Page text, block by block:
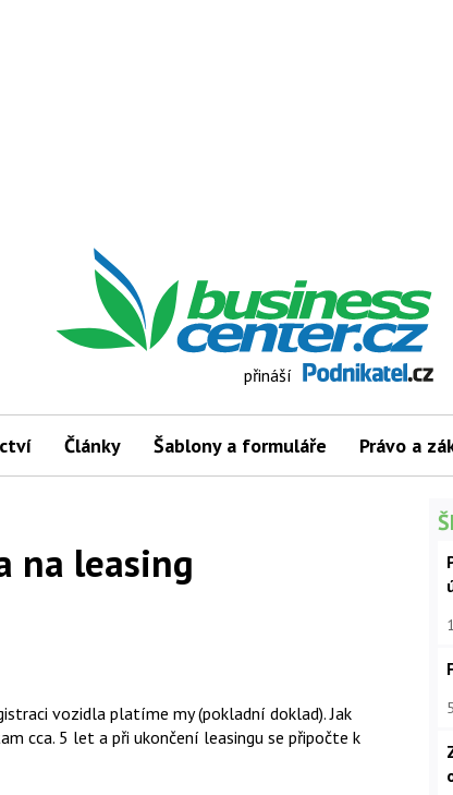
přináší
Články Šablony a formuláře Právo a
na leasing
vozidla platíme my (pokladní doklad). Jak
cca. 5 let a při ukončení leasingu se připočte k